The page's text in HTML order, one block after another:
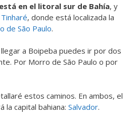
en el litoral sur de Bahía, y
Tinharé, donde está localizada la
de São Paulo.
a Boipeba puedes ir por dos
Por Morro de São Paulo o por
estos caminos. En ambos, el
la capital bahiana: Salvador.